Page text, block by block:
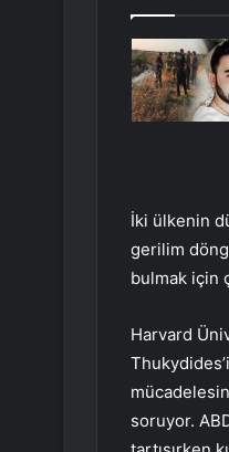
İki ülkenin
gerilim
bulmak için
Harvard
soruyor.